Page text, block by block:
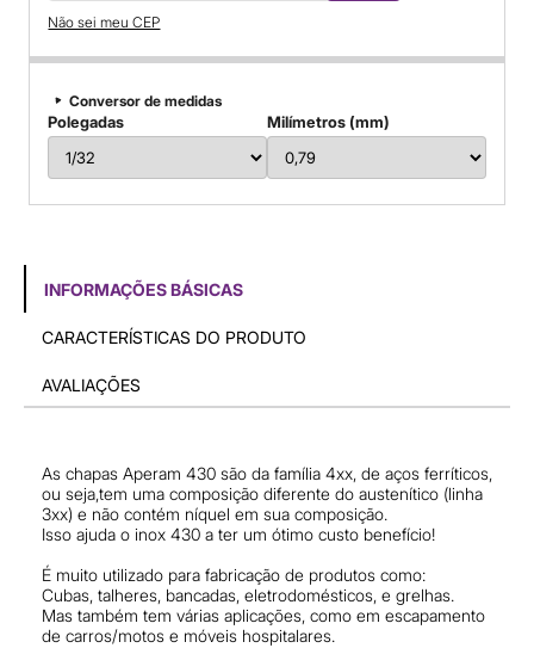
Não sei meu CEP
Conversor de medidas
Polegadas Milímetros (mm)
INFORMAÇÕES BÁSICAS
CARACTERÍSTICAS DO PRODUTO
AVALIAÇÕES
As chapas Aperam 430 são da família 4xx, de aços ferríticos,
ou seja,tem uma composição diferente do austenítico (linha
3xx) e não contém níquel em sua composição.
Isso ajuda o inox 430 a ter um ótimo custo benefício!
É muito utilizado para fabricação de produtos como:
Cubas, talheres, bancadas, eletrodomésticos, e grelhas.
Mas também tem várias aplicações, como em escapamento
de carros/motos e móveis hospitalares.